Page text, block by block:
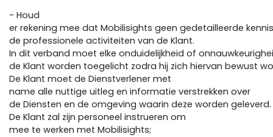
- Houd
er rekening mee dat Mobilisights geen gedetailleerde
de professionele activiteiten van de Klant.
In dit verband moet elke onduidelijkheid of
de Klant worden toegelicht zodra hij zich hiervan bewust
De Klant moet de Dienstverlener met
name alle nuttige uitleg en informatie verstrekken over
de Diensten en de omgeving waarin deze worden geleverd.
De Klant zal zijn personeel instrueren om
mee te werken met Mobilisights;